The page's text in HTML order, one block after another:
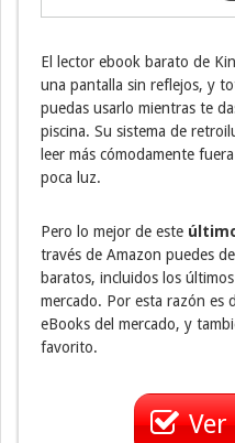
El lector ebook barato de
una pantalla sin reflejos, y
puedas usarlo mientras te
piscina. Su sistema de
leer más cómodamente
poca luz.
Pero lo mejor de este
través de Amazon puedes
baratos, incluidos los
mercado. Por esta razón es
eBooks del mercado, y
favorito.